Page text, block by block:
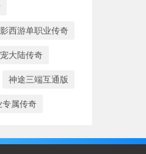
西游单职业传奇
大陆传奇
神途三端互通版
专属传奇